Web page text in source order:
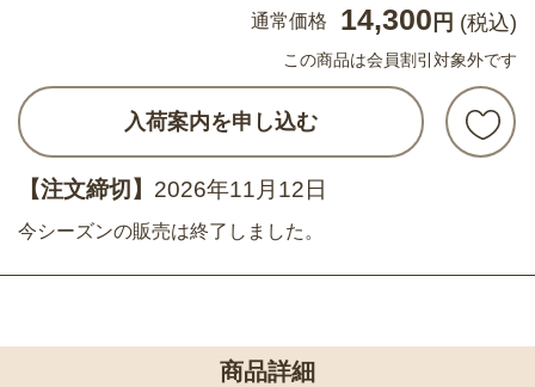
通常価格
14,300 円 (税込)
この商品は会員割引対象外です
入荷案内を申し込む
【注文締切】 2026年11月12日
今シーズンの販売は終了しました。
商品詳細